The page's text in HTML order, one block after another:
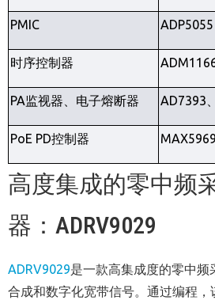
PMIC ADP5055
时序控制器
PA监视器、电子熔断器 AD7393
PoE PD控制器
高度集成的零中频
器：ADRV9029
ADRV9029是一款高集成度的零中频
合成和数字化宽带信号。通过编程，